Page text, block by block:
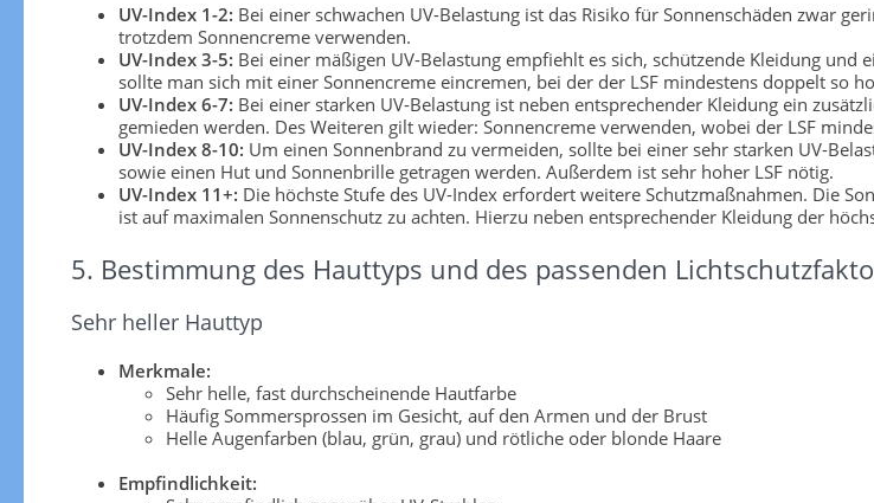
UV-Index 1-2: Bei einer schwachen UV-Belastung ist das Risiko für Sonnenschäden zwar
trotzdem Sonnencreme verwenden.
UV-Index 3-5: Bei einer mäßigen UV-Belastung empfiehlt es sich, schützende Kleidung
sollte man sich mit einer Sonnencreme eincremen, bei der der LSF mindestens doppelt so
UV-Index 6-7: Bei einer starken UV-Belastung ist neben entsprechender Kleidung ein
gemieden werden. Des Weiteren gilt wieder: Sonnencreme verwenden, wobei der LSF
UV-Index 8-10: Um einen Sonnenbrand zu vermeiden, sollte bei einer sehr starken UV-
sowie einen Hut und Sonnenbrille getragen werden. Außerdem ist sehr hoher LSF nötig.
UV-Index 11+: Die höchste Stufe des UV-Index erfordert weitere Schutzmaßnahmen. Die
ist auf maximalen Sonnenschutz zu achten. Hierzu neben entsprechender Kleidung der
5. Bestimmung des Hauttyps und des passenden
Sehr heller Hauttyp
Merkmale:
Sehr helle, fast durchscheinende Hautfarbe
Häufig Sommersprossen im Gesicht, auf den Armen und der Brust
Helle Augenfarben (blau, grün, grau) und rötliche oder blonde Haare
Empfindlichkeit: